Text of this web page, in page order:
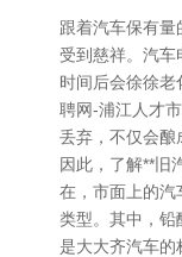
跟着汽车保有
受到慈祥。汽车
时间后会徐徐
聘网-浦江人才
丢弃，不仅会酿
因此，了解**旧
在，市面上的汽
类型。其中，铅
是大大齐汽车的